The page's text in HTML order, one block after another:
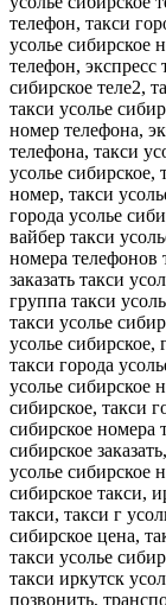
телефон, такси
усолье сибирское
телефон, экспресс
сибирское теле2,
такси усолье
номер телефона,
телефона, такси
усолье сибирское,
номер, такси
города усолье
вайбер такси
номера телефонов
заказать такси
группа такси
такси усолье
усолье сибирское,
такси города
усолье сибирское
сибирское, такси
сибирское номера
сибирское
усолье сибирское
сибирское такси,
такси, такси г
сибирское цена,
такси усолье
такси иркутск
позвонить,